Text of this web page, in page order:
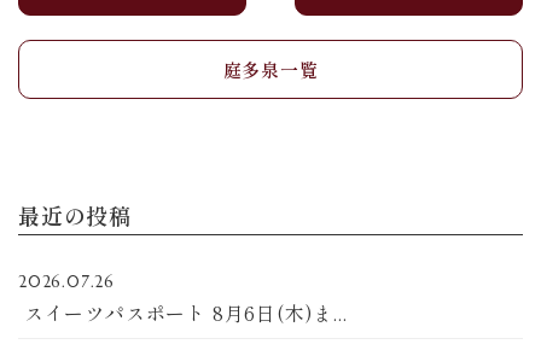
庭多泉一覧
最近の投稿
2026.07.26
スイーツパスポート 8月6日(木)ま...